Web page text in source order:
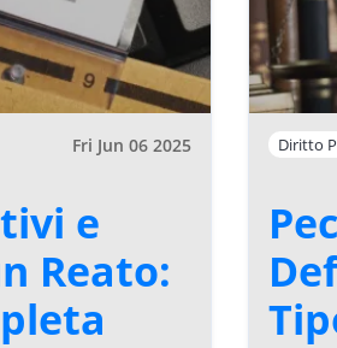
Fri Jun 06 2025
e
Reato:
Diritto